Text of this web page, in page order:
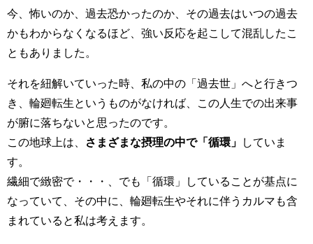
今、怖いのか、過去恐かったのか、その過去はいつの過去
かもわからなくなるほど、強い反応を起こして混乱したこ
ともありました。
それを紐解いていった時、私の中の「過去世」へと行きつ
き、輪廻転生というものがなければ、この人生での出来事
が腑に落ちないと思ったのです。
この地球上は、
さまざまな摂理の中で「循環」
していま
す。
繊細で緻密で・・・、でも「循環」していることが基点に
なっていて、その中に、輪廻転生やそれに伴うカルマも含
まれていると私は考えます。